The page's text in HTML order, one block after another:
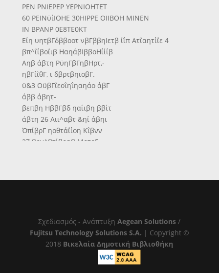
ΡΕΝ ΡΝΙΕΡΕΡ ΥΕΡΝΙΟΗΤΕΤ
60 ΡΕΙΝϋίΙΟΗΕ 30ΗΙΡΡΕ ΟΙΙΒΟΗ ΜΙΝΕΝ
ΙΝ ΒΡΑΝΡ 0Ε8ΤΕ0ΚΤ
Είη υητβΓδββοοτ νβΓββηΙετβ ίΐπ Ατΐαητίΐε 4
βπ^ΐίβοΐιβ ΗαηάβΙββοΗίίίβ
Αηβ άβτη ΡϋηΓβΓηβΗρτ,-
ηβΓίΐθΓ, ι δβρτβηιοβΓ.
ϋ&3 ΟϋβΓΐεοΐηΐηαηάο άβΓ
άββ άβητ-
βεπβη ΗββΓβδ ηαΐιβη ββίτ
άβτη 26 Αιι^αβτ &ηί άβηι
ΌπίβρΓ ηοθτάΐίοη Κΐβνν
27 βον^βτίβοηβ ΜοτοΓ -
αβη αχη 28.8. βο?β3οη1θ83β-
πβπ Κβεπιρίβη ηηι Κ,βν&Ι
—«Γάβπ ΐζ 432 Μβππ β,β-
ίαη?βηρ;βηοηιηιβη, βοννΐβ
293 Οββοηαβτζβ, 91 Ρ&η-
Σχεδιασμός - ΑνάπτυξηAegean Solutions /
Fujitsu Technology Solutions S.A. | Copyright ©
2018 Βικελαία Δημοτική Βιβλιοθήκη